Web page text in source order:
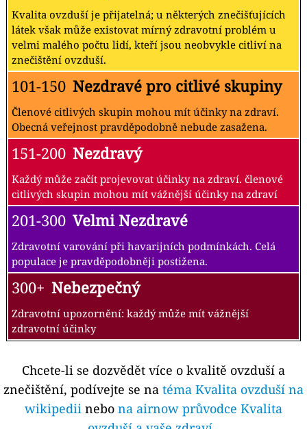
Kvalita ovzduší je přijatelná; u některých znečišťujících
látek však může existovat mírný zdravotní problém u
velmi malého počtu lidí, kteří jsou neobvykle citliví na
znečištění ovzduší.
101-150 Nezdravé pro citlivé skupiny
Členové citlivých skupin mohou mít účinky na zdraví.
Obecná veřejnost pravděpodobně nebude zasažena.
151-200 Nezdravý
Každý může začít projevovat účinky na zdraví. členové
citlivých skupin mohou mít vážnější účinky na zdraví
201-300 Velmi Nezdravé
Zdravotní varování při havarijních podmínkách. Celá
populace je pravděpodobněji postižena.
300+ Nebezpečný
Zdravotní upozornění: každý může mít vážnější
zdravotní účinky
Chcete-li se dozvědět více o kvalitě ovzduší a
znečištění, podívejte se na téma Kvalita ovzduší na
wikipedii nebo na airnow průvodce Kvalita